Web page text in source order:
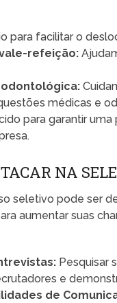
para facilitar o
refeição:
médicas e
para garantir
NA
seletivo pode ser
aumentar suas
Pesquisar
e
de